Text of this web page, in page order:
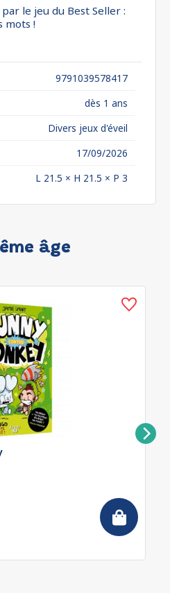
le jeu du Best Seller :
mots !
9791039578417
dès 1 ans
Divers jeux d'éveil
17/09/2026
L 21.5 × H 21.5 × P 3
âge